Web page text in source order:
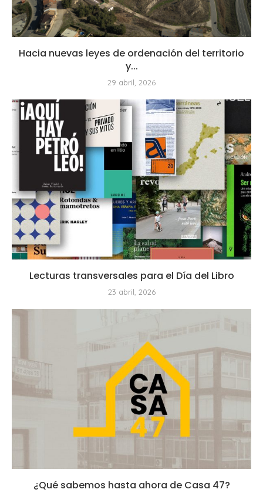
Hacia nuevas leyes de ordenación del territorio
y...
29 abril, 2026
Lecturas transversales para el Día del Libro
23 abril, 2026
¿Qué sabemos hasta ahora de Casa 47?